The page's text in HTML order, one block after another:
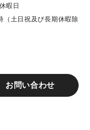
暇日
（土日祝及び長期休暇除
お問い合わせ